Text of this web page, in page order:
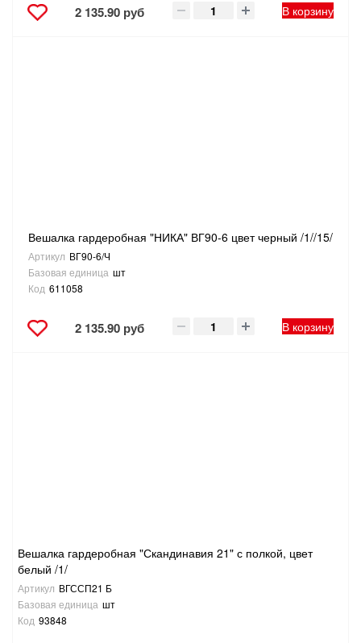
2 135.90 руб В корзину
Вешалка гардеробная "НИКА" ВГ90-6 цвет черный /1//15/
Артикул ВГ90-6/Ч
Базовая единица шт
Код 611058
2 135.90 руб В корзину
Вешалка гардеробная "Скандинавия 21" с полкой, цвет
белый /1/
Артикул ВГССП21 Б
Базовая единица шт
Код 93848